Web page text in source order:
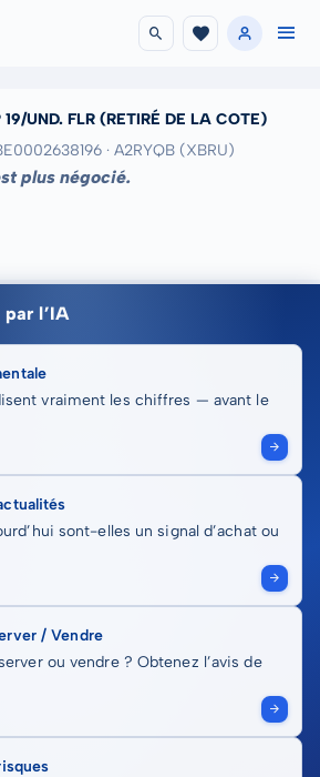
UND. FLR (RETIRÉ DE LA COTE)
· A2RYQB (XBRU)
plus négocié.
l’IA
vraiment les chiffres — avant le
sont-elles un signal d’achat ou
/ Vendre
ou vendre ? Obtenez l’avis de